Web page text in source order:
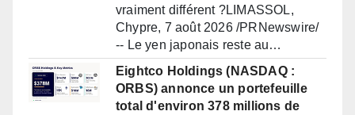
vraiment différent ?LIMASSOL,
Chypre, 7 août 2026 /PRNewswire/
-- Le yen japonais reste au…
Eightco Holdings (NASDAQ :
ORBS) annonce un portefeuille
total d'environ 378 millions de